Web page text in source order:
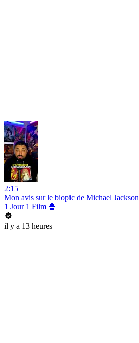
2:15
Mon avis sur le biopic de Michael Jackson
1 Jour 1 Film 🍿
il y a 13 heures